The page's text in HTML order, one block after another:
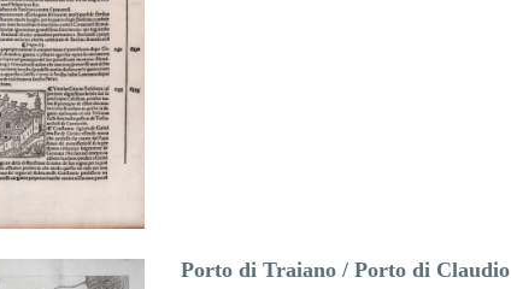
Porto di Traiano / Porto di Claudio